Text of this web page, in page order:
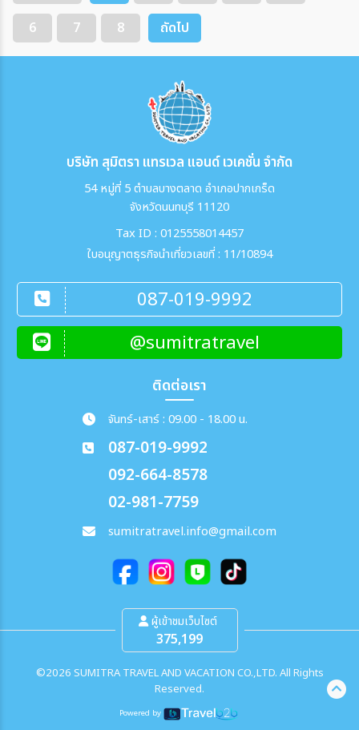
6
7 8 ถัดไป
บริษัท สุมิตรา แทรเวล แอนด์ เวเคชั่น จำกัด
54 หมู่ที่ 5 ตำบลบางตลาด อำเภอปากเกร็ด
จังหวัดนนทบุรี 11120
Tax ID : 0125558014457
ใบอนุญาตธุรกิจนำเที่ยวเลขที่ : 11/10894
087-019-9992
@sumitratravel
ติดต่อเรา
จันทร์-เสาร์ : 09.00 - 18.00 น.
087-019-9992
092-664-8578
02-981-7759
sumitratravel.info@gmail.com
ผู้เข้าชมเว็บไซต์
375,199
©2026 SUMITRA TRAVEL AND VACATION CO.,LTD. All Rights
Reserved.
Powered by